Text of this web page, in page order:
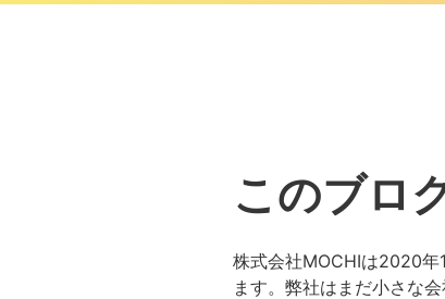
このブロ
株式会社MOCHIは2020年
ます。弊社はまだ小さな